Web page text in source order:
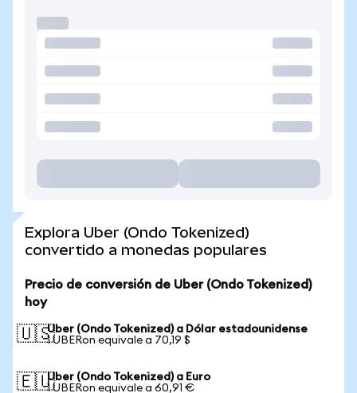
Explora Uber (Ondo Tokenized)
convertido a monedas populares
Precio de conversión de Uber (Ondo Tokenized)
hoy
🇺🇸Uber (Ondo Tokenized) a Dólar estadounidense
1 UBERon equivale a 70,19 $
🇪🇺Uber (Ondo Tokenized) a Euro
1 UBERon equivale a 60,91 €